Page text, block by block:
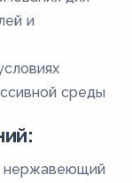
и
среды
нержавеющий